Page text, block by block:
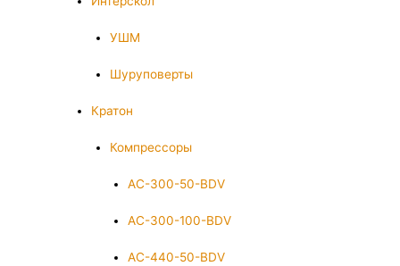
УШМ
Шуруповерты
Кратон
Компрессоры
AC-300-50-BDV
AC-300-100-BDV
AC-440-50-BDV